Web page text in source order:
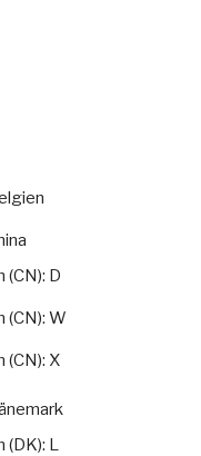
D
W
X
(DK): L